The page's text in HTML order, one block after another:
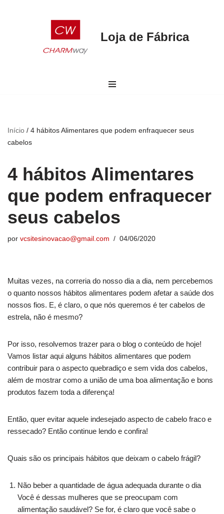
Loja de Fábrica
Início / 4 hábitos Alimentares que podem enfraquecer seus
cabelos
4 hábitos Alimentares
que podem enfraquecer
seus cabelos
por vcsitesinovacao@gmail.com 04/06/2020
Muitas vezes, na correria do nosso dia a dia, nem percebemos
o quanto nossos hábitos alimentares podem afetar a saúde dos
nossos fios. E, é claro, o que nós queremos é ter cabelos de
estrela, não é mesmo?
Por isso, resolvemos trazer para o blog o conteúdo de hoje!
Vamos listar aqui alguns hábitos alimentares que podem
contribuir para o aspecto quebradiço e sem vida dos cabelos,
além de mostrar como a união de uma boa alimentação e bons
produtos fazem toda a diferença!
Então, quer evitar aquele indesejado aspecto de cabelo fraco e
ressecado? Então continue lendo e confira!
Quais são os principais hábitos que deixam o cabelo frágil?
Não beber a quantidade de água adequada durante o dia
Você é dessas mulheres que se preocupam com
alimentação saudável? Se for, é claro que você sabe o
Faça seu pedido por aqui